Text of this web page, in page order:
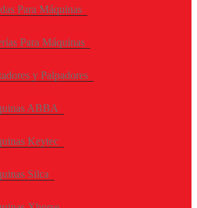
Para Máquinas
Para Máquinas
y Palpadores
ABBA
Keytec
Silca